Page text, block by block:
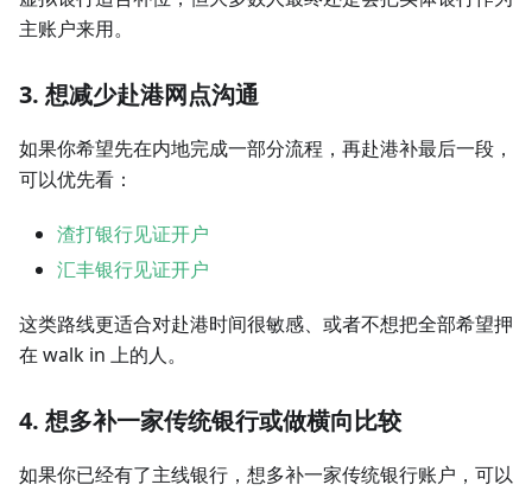
主账户来用。
3. 想减少赴港网点沟通
如果你希望先在内地完成一部分流程，再赴港补最后一段，
可以优先看：
渣打银行见证开户
汇丰银行见证开户
这类路线更适合对赴港时间很敏感、或者不想把全部希望押
在 walk in 上的人。
4. 想多补一家传统银行或做横向比较
如果你已经有了主线银行，想多补一家传统银行账户，可以